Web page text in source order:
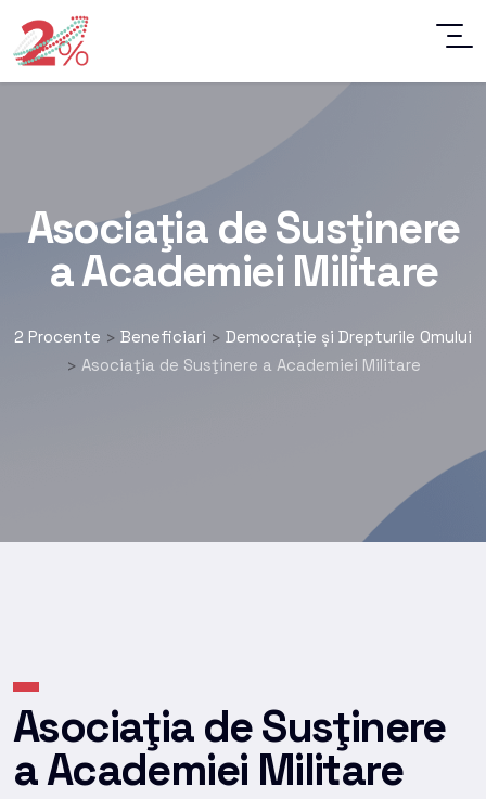
Asociaţia de Susţinere
a Academiei Militare
2 Procente > Beneficiari > Democrație și Drepturile Omului
> Asociaţia de Susţinere a Academiei Militare
Asociaţia de Susţinere
a Academiei Militare